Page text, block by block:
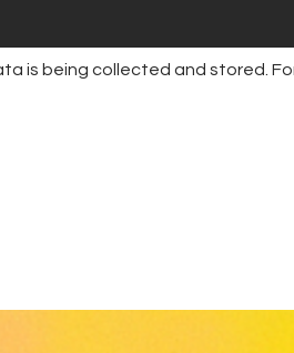
is being collected and stored.